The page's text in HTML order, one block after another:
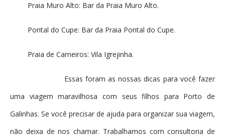
Praia Muro Alto: Bar da Praia Muro Alto.
Pontal do Cupe: Bar da Praia Pontal do Cupe.
Praia de Carneiros: Vila Igrejinha.
Essas foram as nossas dicas para você fazer
uma viagem maravilhosa com seus filhos para Porto de
Galinhas. Se você precisar de ajuda para organizar sua viagem,
não deixa de nos chamar. Trabalhamos com consultoria de